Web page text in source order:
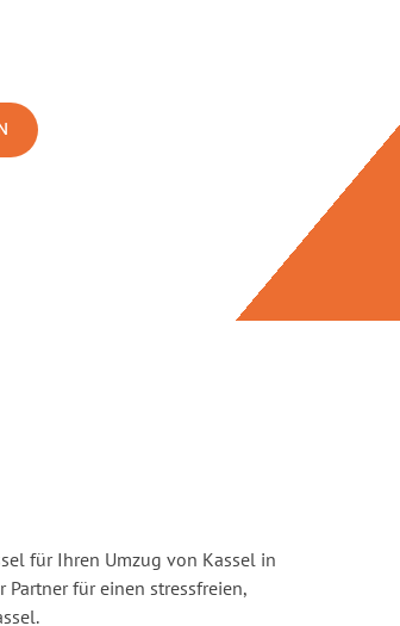
für Ihren Umzug von Kassel in
Partner für einen stressfreien,